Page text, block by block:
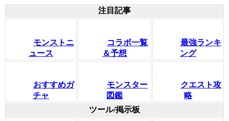
注目記事
モンストニ
ュース
コラボ一覧
＆予想
最強ランキ
ング
おすすめガ
チャ
モンスター
図鑑
クエスト攻
略
ツール/掲示板